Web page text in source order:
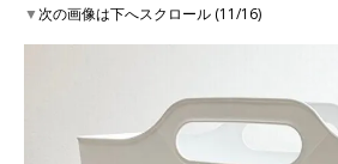
▼次の画像は下へスクロール (11/16)